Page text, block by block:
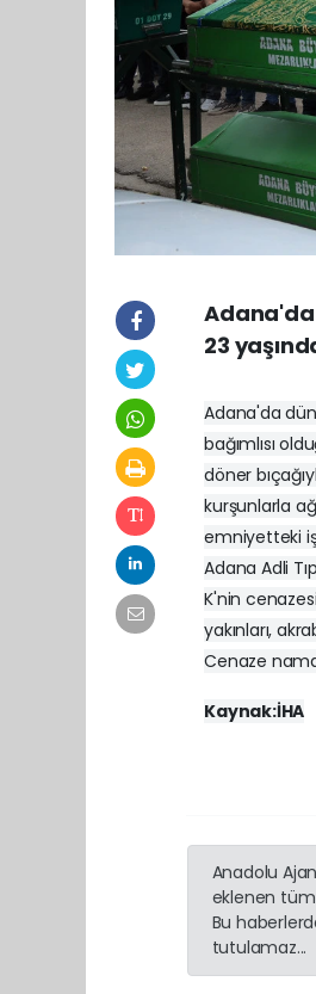
Adana'da
23
Adana'da
bağımlısı
döner
kurşunlarla
emniyetteki
Adana Adli
K'nin
yakınları,
Cenaze
Kaynak:İHA
Anadolu
eklenen
Bu
tutulamaz...